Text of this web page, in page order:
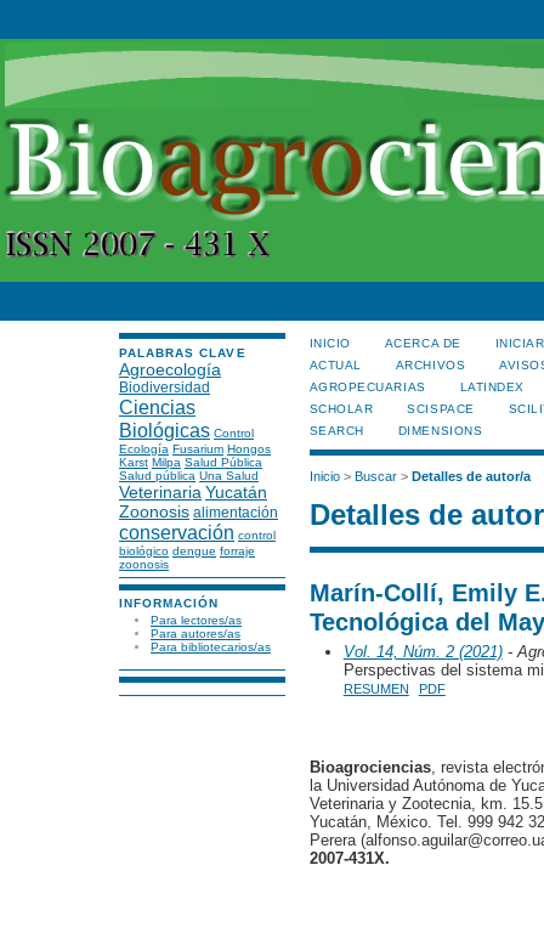
PALABRAS CLAVE
Agroecología
Biodiversidad
Ciencias
Biológicas Control
Ecología Fusarium Hongos
Karst Milpa Salud Pública
Salud pública Una Salud
Veterinaria Yucatán
Zoonosis alimentación
conservación control
biológico dengue forraje
zoonosis
INFORMACIÓN
Para lectores/as
Para autores/as
Para bibliotecarios/as
INICIO ACERCA DE
ACTUAL
ARCHIVOS
AGROPECUARIAS
LATINDEX
SCHOLAR
SCISPACE
SEARCH
DIMENSIONS
Inicio> Buscar> Detalles de autor/a
Detalles de
Marín-Collí, Emily
Tecnológica del
Vol. 14, Núm. 2 (2021)-
Perspectivas del sistema
RESUMEN PDF
Bioagrociencias, revista
la Universidad Autónoma de
Veterinaria y Zootecnia, km.
Yucatán, México. Tel. 999 942
Perera
2007-431X.